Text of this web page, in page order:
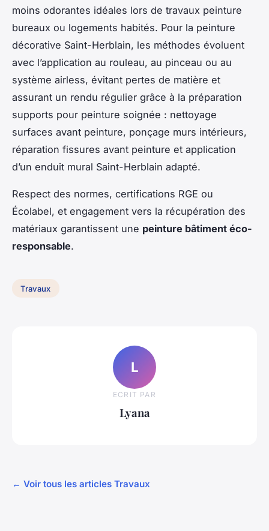
moins odorantes idéales lors de travaux peinture
bureaux ou logements habités. Pour la peinture
décorative Saint-Herblain, les méthodes évoluent
avec l’application au rouleau, au pinceau ou au
système airless, évitant pertes de matière et
assurant un rendu régulier grâce à la préparation
supports pour peinture soignée : nettoyage
surfaces avant peinture, ponçage murs intérieurs,
réparation fissures avant peinture et application
d’un enduit mural Saint-Herblain adapté.
Respect des normes, certifications RGE ou
Écolabel, et engagement vers la récupération des
matériaux garantissent une peinture bâtiment éco-
responsable.
Travaux
L
ECRIT PAR
Lyana
← Voir tous les articles Travaux